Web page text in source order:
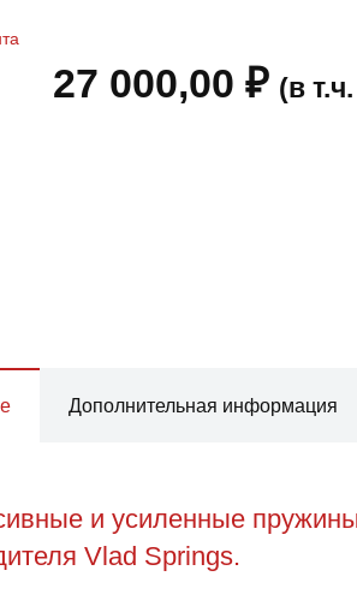
27 000,00₽ (в
Дополнительная информация
и усиленные
Vlad Springs.